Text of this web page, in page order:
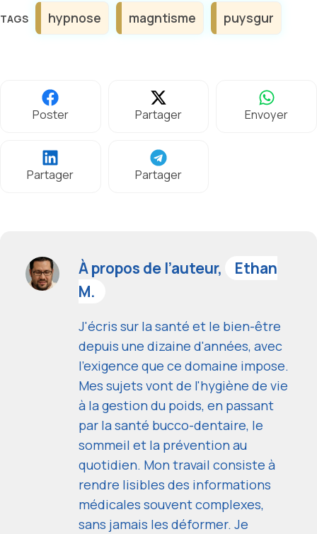
Étiquettes
hypnose magntisme puysgur
Poster Partager Envoyer
Partager Partager
À propos de l’auteur,
Ethan
M.
J'écris sur la santé et le bien-être
depuis une dizaine d'années, avec
l'exigence que ce domaine impose.
Mes sujets vont de l'hygiène de vie
à la gestion du poids, en passant
par la santé bucco-dentaire, le
sommeil et la prévention au
quotidien. Mon travail consiste à
rendre lisibles des informations
médicales souvent complexes,
sans jamais les déformer. Je